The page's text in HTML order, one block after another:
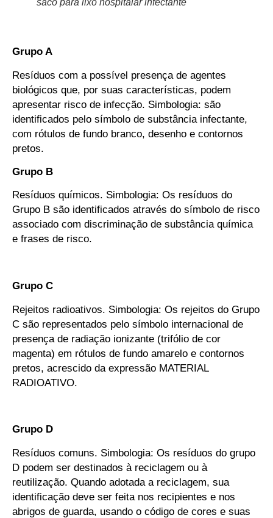
Grupo A
Resíduos com a possível presença de agentes
biológicos que, por suas características, podem
apresentar risco de infecção. Simbologia: são
identificados pelo símbolo de substância infectante,
com rótulos de fundo branco, desenho e contornos
pretos.
Grupo B
Resíduos químicos. Simbologia: Os resíduos do
Grupo B são identificados através do símbolo de risco
associado com discriminação de substância química
e frases de risco.
Grupo C
Rejeitos radioativos. Simbologia: Os rejeitos do Grupo
C são representados pelo símbolo internacional de
presença de radiação ionizante (trifólio de cor
magenta) em rótulos de fundo amarelo e contornos
pretos, acrescido da expressão MATERIAL
RADIOATIVO.
Grupo D
Resíduos comuns. Simbologia: Os resíduos do grupo
D podem ser destinados à reciclagem ou à
reutilização. Quando adotada a reciclagem, sua
identificação deve ser feita nos recipientes e nos
abrigos de guarda, usando o código de cores e suas